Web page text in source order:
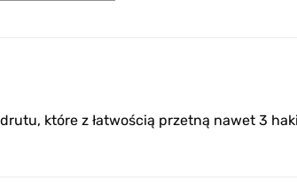
które z łatwością przetną nawet 3